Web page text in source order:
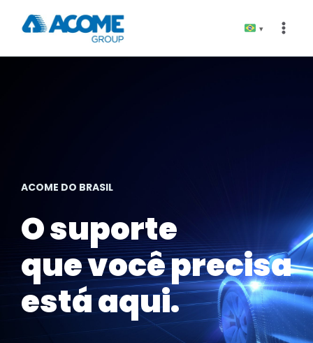
para
▾
ACOME DO BRASIL
O suporte
que você precisa
está aqui.